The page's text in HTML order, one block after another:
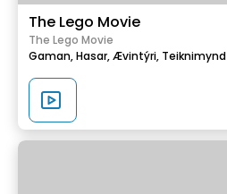
The Lego Movie
The Lego Movie
Gaman,Hasar,Ævintýri, Teiknimynd